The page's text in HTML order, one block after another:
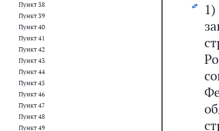
Пункт 38
Пункт 39
Пункт 40
Пункт 41
Пункт 42
Пункт 43
Пункт 44
Пункт 45
Пункт 46
Пункт 47
Пункт 48
Пункт 49